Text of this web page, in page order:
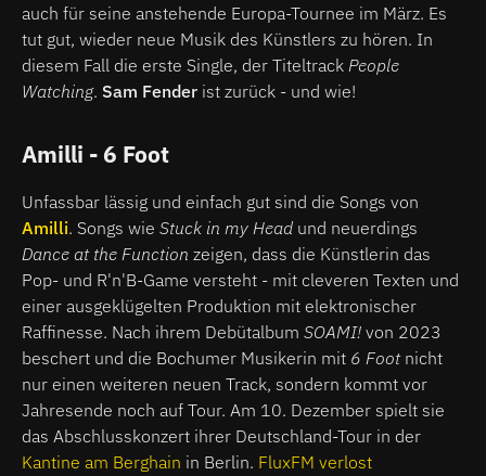
auch für seine anstehende Europa-Tournee im März. Es
tut gut, wieder neue Musik des Künstlers zu hören. In
diesem Fall die erste Single, der Titeltrack People
Watching. Sam Fender ist zurück - und wie!
Amilli - 6 Foot
Unfassbar lässig und einfach gut sind die Songs von
Amilli. Songs wie Stuck in my Head und neuerdings
Dance at the Function zeigen, dass die Künstlerin das
Pop- und R'n'B-Game versteht - mit cleveren Texten und
einer ausgeklügelten Produktion mit elektronischer
Raffinesse. Nach ihrem Debütalbum SOAMI! von 2023
beschert und die Bochumer Musikerin mit 6 Foot nicht
nur einen weiteren neuen Track, sondern kommt vor
Jahresende noch auf Tour. Am 10. Dezember spielt sie
das Abschlusskonzert ihrer Deutschland-Tour in der
Kantine am Berghain in Berlin. FluxFM verlost